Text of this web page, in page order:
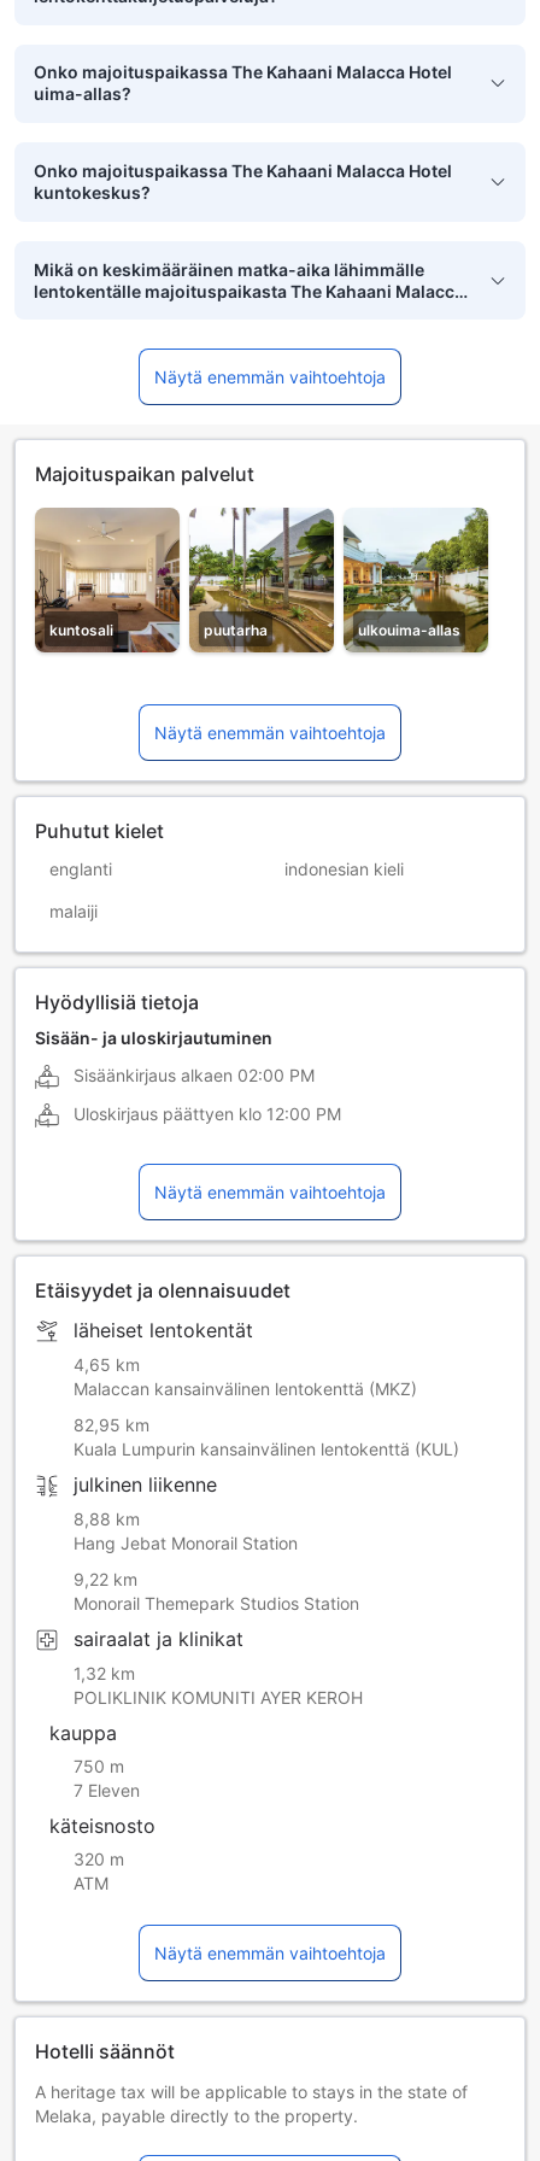
Onko majoituspaikassa The Kahaani Malacca Hotel
uima-allas?
Onko majoituspaikassa The Kahaani Malacca Hotel
kuntokeskus?
Mikä on keskimääräinen matka-aika lähimmälle
lentokentälle majoituspaikasta The Kahaani Malacca
Näytä enemmän vaihtoehtoja
Majoituspaikan palvelut
kuntosali puutarha ulkouima-allas
Näytä enemmän vaihtoehtoja
Puhutut kielet
englanti indonesian kieli
malaiji
Hyödyllisiä tietoja
Sisään- ja uloskirjautuminen
Sisäänkirjaus alkaen 02:00 PM
Uloskirjaus päättyen klo 12:00 PM
Näytä enemmän vaihtoehtoja
Etäisyydet ja olennaisuudet
läheiset lentokentät
4,65 km
Malaccan kansainvälinen lentokenttä (MKZ)
82,95 km
Kuala Lumpurin kansainvälinen lentokenttä (KUL)
julkinen liikenne
8,88 km
Hang Jebat Monorail Station
9,22 km
Monorail Themepark Studios Station
sairaalat ja klinikat
1,32 km
POLIKLINIK KOMUNITI AYER KEROH
kauppa
750 m
7 Eleven
käteisnosto
320 m
ATM
Näytä enemmän vaihtoehtoja
Hotelli säännöt
A heritage tax will be applicable to stays in the state of
Melaka, payable directly to the property.